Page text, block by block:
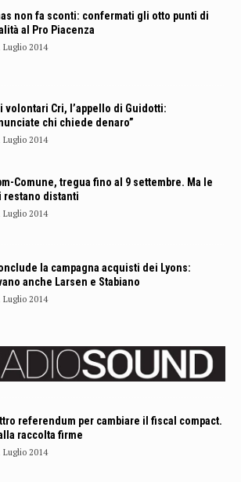
non fa sconti: confermati gli otto punti di
al Pro Piacenza
Luglio 2014
volontari Cri, l’appello di Guidotti:
chi chiede denaro”
Luglio 2014
Comune, tregua fino al 9 settembre. Ma le
restano distanti
Luglio 2014
la campagna acquisti dei Lyons:
anche Larsen e Stabiano
Luglio 2014
referendum per cambiare il fiscal compact.
raccolta firme
Luglio 2014